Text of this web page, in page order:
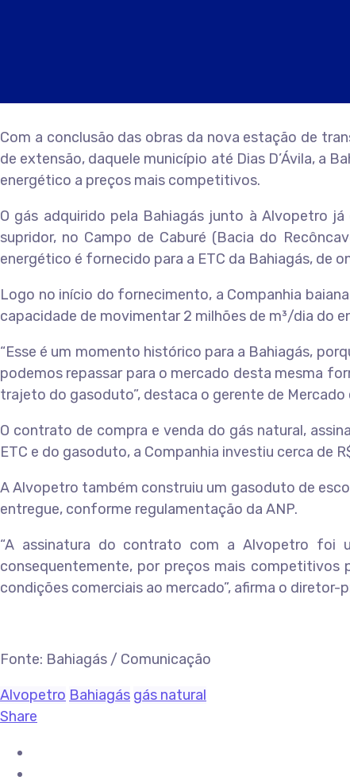
Com a conclusão das obras da nova estação de
de extensão, daquele município até Dias D’Ávila, a
energético a preços mais competitivos.
O gás adquirido pela Bahiagás junto à Alvopetro
supridor, no Campo de Caburé (Bacia do
energético é fornecido para a ETC da Bahiagás, de
Logo no início do fornecimento, a Companhia
capacidade de movimentar 2 milhões de m³/dia do
“Esse é um momento histórico para a Bahiagás,
podemos repassar para o mercado desta mesma
trajeto do gasoduto”, destaca o gerente de Mercado
O contrato de compra e venda do gás natural,
ETC e do gasoduto, a Companhia investiu cerca de
A Alvopetro também construiu um gasoduto de
entregue, conforme regulamentação da ANP.
“A assinatura do contrato com a Alvopetro foi
consequentemente, por preços mais competitivos
condições comerciais ao mercado”, afirma o diretor-
Fonte: Bahiagás / Comunicação
Alvopetro Bahiagás gás natural
Share